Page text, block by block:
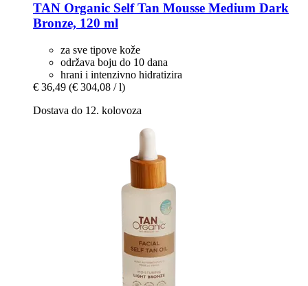
TAN Organic Self Tan Mousse Medium Dark
Bronze, 120 ml
za sve tipove kože
održava boju do 10 dana
hrani i intenzivno hidratizira
€ 36,49 (€ 304,08 / l)
Dostava do 12. kolovoza